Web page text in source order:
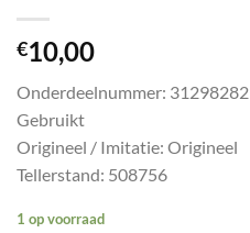
€10,00
Onderdeelnummer: 31298282
Gebruikt
Origineel / Imitatie: Origineel
Tellerstand: 508756
1 op voorraad